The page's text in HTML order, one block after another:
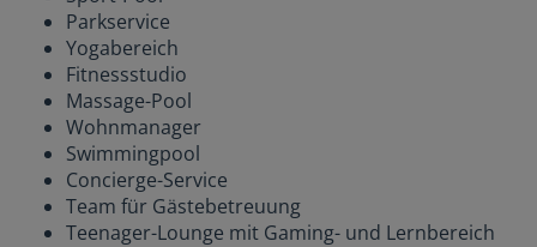
Parkservice
Yogabereich
Fitnessstudio
Massage-Pool
Wohnmanager
Swimmingpool
Concierge-Service
Team für Gästebetreuung
Teenager-Lounge mit Gaming- und Lernbereich